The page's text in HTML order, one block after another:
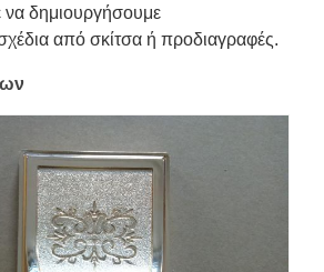
δημιουργήσουμε
από σκίτσα ή προδιαγραφές.